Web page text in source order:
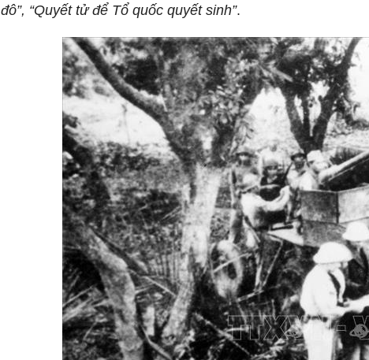
đô”, “Quyết tử để Tổ quốc quyết sinh”.